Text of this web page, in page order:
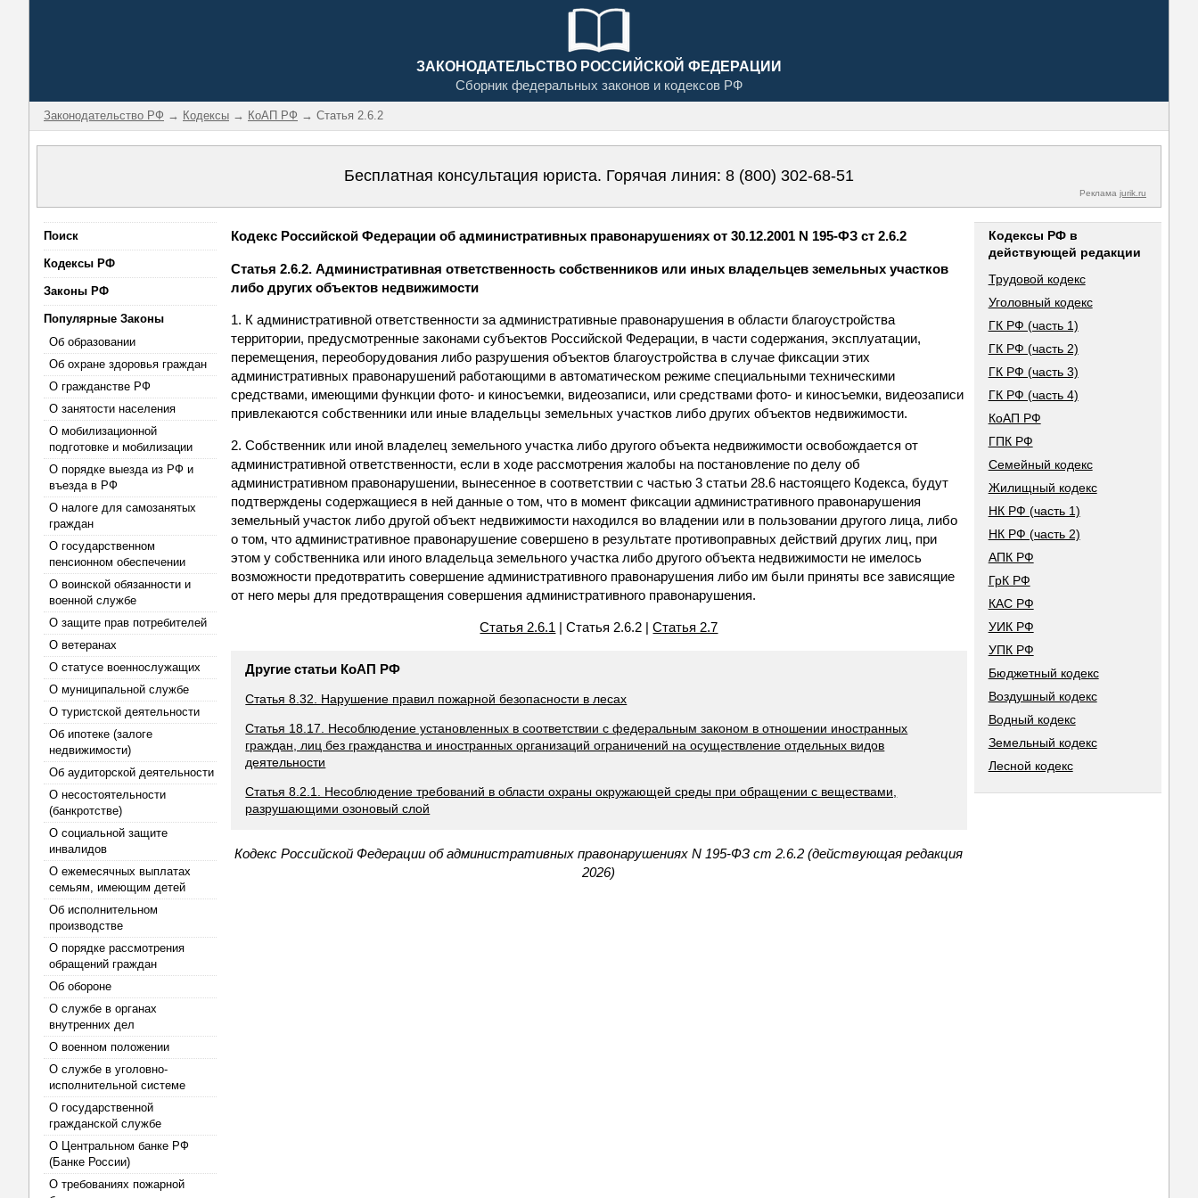
ЗАКОНОДАТЕЛЬСТВО РОССИЙСКОЙ ФЕДЕРАЦИИ
Сборник федеральных законов и кодексов РФ
Законодательство РФ → Кодексы → КоАП РФ → Статья 2.6.2
Бесплатная консультация юриста. Горячая линия: 8 (800) 302-68-51
Реклама jurik.ru
Поиск
Кодексы РФ
Законы РФ
Популярные Законы
Об образовании
Об охране здоровья граждан
О гражданстве РФ
О занятости населения
О мобилизационной
подготовке и мобилизации
О порядке выезда из РФ и
въезда в РФ
О налоге для самозанятых
граждан
О государственном
пенсионном обеспечении
О воинской обязанности и
военной службе
О защите прав потребителей
О ветеранах
О статусе военнослужащих
О муниципальной службе
О туристской деятельности
Об ипотеке (залоге
недвижимости)
Об аудиторской деятельности
О несостоятельности
(банкротстве)
О социальной защите
инвалидов
О ежемесячных выплатах
семьям, имеющим детей
Об исполнительном
производстве
О порядке рассмотрения
обращений граждан
Об обороне
О службе в органах
внутренних дел
О военном положении
О службе в уголовно-
исполнительной системе
О государственной
гражданской службе
О Центральном банке РФ
(Банке России)
О требованиях пожарной
Кодекс Российской Федерации об административных правонарушениях от 30.12.2001 N 195-ФЗ ст 2.6.2
Статья 2.6.2. Административная ответственность собственников или иных владельцев земельных участков
либо других объектов недвижимости
1. К административной ответственности за административные правонарушения в области благоустройства
территории, предусмотренные законами субъектов Российской Федерации, в части содержания, эксплуатации,
перемещения, переоборудования либо разрушения объектов благоустройства в случае фиксации этих
административных правонарушений работающими в автоматическом режиме специальными техническими
средствами, имеющими функции фото- и киносъемки, видеозаписи, или средствами фото- и киносъемки, видеозаписи
привлекаются собственники или иные владельцы земельных участков либо других объектов недвижимости.
2. Собственник или иной владелец земельного участка либо другого объекта недвижимости освобождается от
административной ответственности, если в ходе рассмотрения жалобы на постановление по делу об
административном правонарушении, вынесенное в соответствии с частью 3 статьи 28.6 настоящего Кодекса, будут
подтверждены содержащиеся в ней данные о том, что в момент фиксации административного правонарушения
земельный участок либо другой объект недвижимости находился во владении или в пользовании другого лица, либо
о том, что административное правонарушение совершено в результате противоправных действий других лиц, при
этом у собственника или иного владельца земельного участка либо другого объекта недвижимости не имелось
возможности предотвратить совершение административного правонарушения либо им были приняты все зависящие
от него меры для предотвращения совершения административного правонарушения.
Статья 2.6.1 | Статья 2.6.2 |Статья 2.7
Другие статьи КоАП РФ
Статья 8.32. Нарушение правил пожарной безопасности в лесах
Статья 18.17. Несоблюдение установленных в соответствии с федеральным законом в отношении иностранных
граждан, лиц без гражданства и иностранных организаций ограничений на осуществление отдельных видов
деятельности
Статья 8.2.1. Несоблюдение требований в области охраны окружающей среды при обращении с веществами,
разрушающими озоновый слой
Кодекс Российской Федерации об административных правонарушениях N 195-ФЗ ст 2.6.2 (действующая редакция
2026)
Кодексы РФ в
действующей редакции
Трудовой кодекс
Уголовный кодекс
ГК РФ (часть 1)
ГК РФ (часть 2)
ГК РФ (часть 3)
ГК РФ (часть 4)
КоАП РФ
ГПК РФ
Семейный кодекс
Жилищный кодекс
НК РФ (часть 1)
НК РФ (часть 2)
АПК РФ
ГрК РФ
КАС РФ
УИК РФ
УПК РФ
Бюджетный кодекс
Воздушный кодекс
Водный кодекс
Земельный кодекс
Лесной кодекс